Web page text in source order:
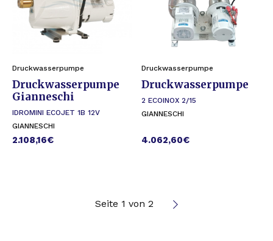
Druckwasserpumpe
Druckwasserpumpe
Gianneschi
IDROMINI ECOJET 1B 12V
GIANNESCHI
2.108,16€
Druckwasserpumpe
Druckwasserpumpe
2 ECOINOX 2/15
GIANNESCHI
4.062,60€
Seite 1 von 2